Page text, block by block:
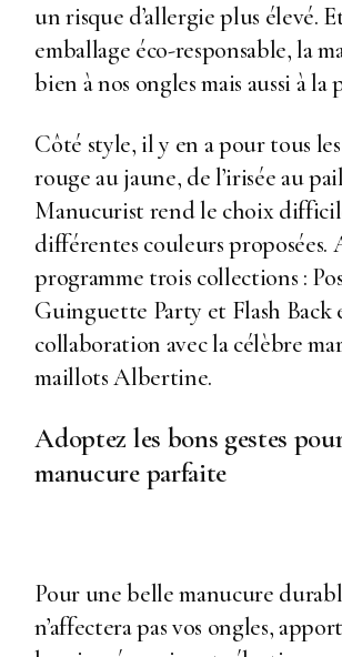
un risque d’allergie plus élevé.
emballage éco-responsable, la
bien à nos ongles mais aussi à la
Côté style, il y en a pour tous
rouge au jaune, de l’irisée au
Manucurist rend le choix
différentes couleurs proposées.
programme trois collections :
Guinguette Party et Flash Back
collaboration avec la célèbre
maillots Albertine.
Adoptez les bons gestes
manucure parfaite
Pour une belle manucure
n’affectera pas vos ongles,